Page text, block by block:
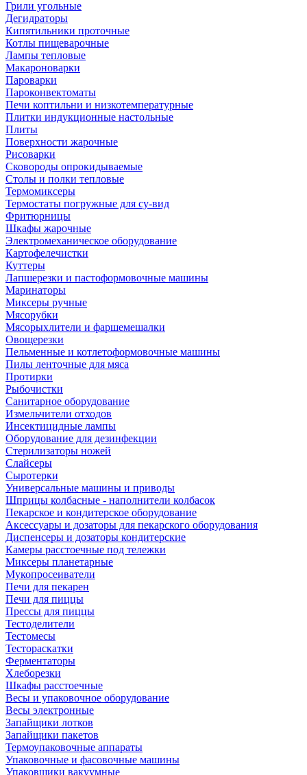
Грили угольные
Дегидраторы
Кипятильники проточные
Котлы пищеварочные
Лампы тепловые
Макароноварки
Пароварки
Пароконвектоматы
Печи коптильни и низкотемпературные
Плитки индукционные настольные
Плиты
Поверхности жарочные
Рисоварки
Сковороды опрокидываемые
Столы и полки тепловые
Термомиксеры
Термостаты погружные для су-вид
Фритюрницы
Шкафы жарочные
Электромеханическое оборудование
Картофелечистки
Куттеры
Лапшерезки и пастоформовочные машины
Маринаторы
Миксеры ручные
Мясорубки
Мясорыхлители и фаршемешалки
Овощерезки
Пельменные и котлетоформовочные машины
Пилы ленточные для мяса
Протирки
Рыбочистки
Санитарное оборудование
Измельчители отходов
Инсектицидные лампы
Оборудование для дезинфекции
Стерилизаторы ножей
Слайсеры
Сыротерки
Универсальные машины и приводы
Шприцы колбасные - наполнители колбасок
Пекарское и кондитерское оборудование
Аксессуары и дозаторы для пекарского оборудования
Диспенсеры и дозаторы кондитерские
Камеры расстоечные под тележки
Миксеры планетарные
Мукопросеиватели
Печи для пекарен
Печи для пиццы
Прессы для пиццы
Тестоделители
Тестомесы
Тестораскатки
Ферментаторы
Хлеборезки
Шкафы расстоечные
Весы и упаковочное оборудование
Весы электронные
Запайщики лотков
Запайщики пакетов
Термоупаковочные аппараты
Упаковочные и фасовочные машины
Упаковщики вакуумные